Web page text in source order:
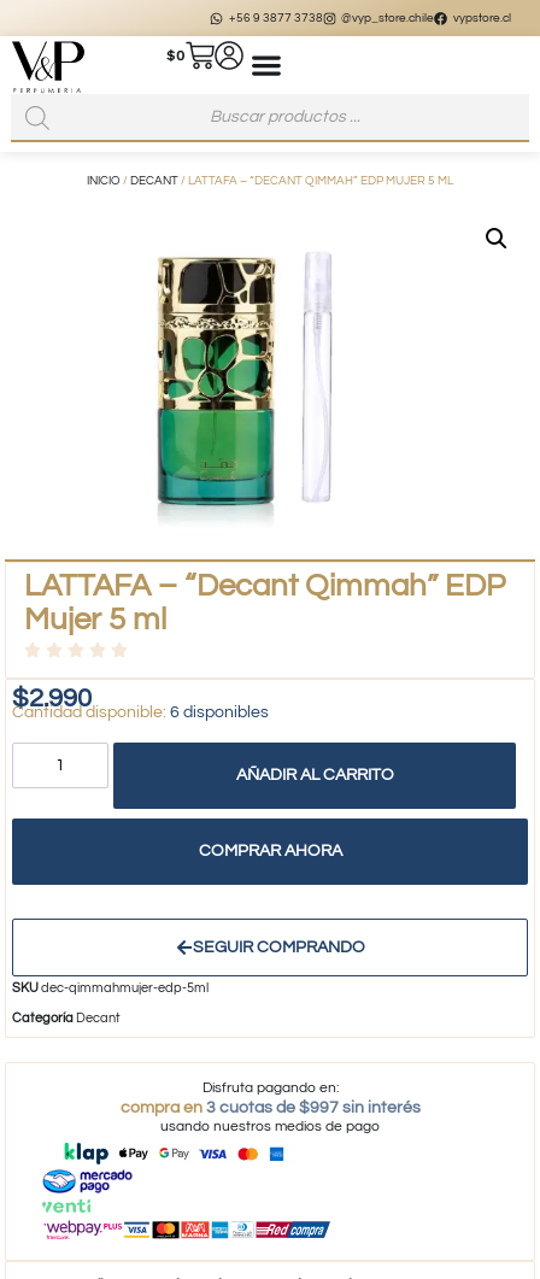
+56 9 3877 3738 @vyp_store.chile vypstore.cl
$0
INICIO / DECANT / LATTAFA – “DECANT QIMMAH” EDP MUJER 5 ML
LATTAFA – “Decant Qimmah” EDP
Mujer 5 ml
$2.990 6 disponibles
AÑADIR AL CARRITO
COMPRAR AHORA
SEGUIR COMPRANDO
SKUdec-qimmahmujer-edp-5ml
Categoría Decant
Disfruta pagando en:
compra en 3 cuotas de $997 sin interés
usando nuestros medios de pago